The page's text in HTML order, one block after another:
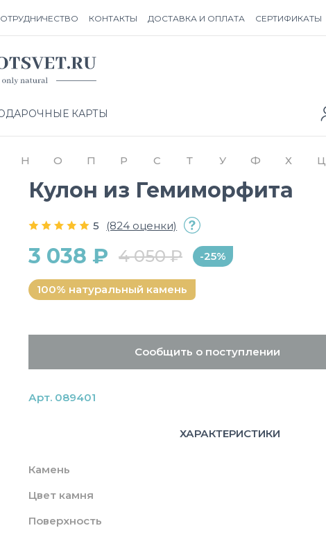
КОНТАКТЫ ДОСТАВКА И ОПЛАТА СЕРТИФИКАТЫ
КАРТЫ
Н О П Р С Т У Ф Х Ц
Кулон из Гемиморфита
5 (824 оценки)
3 038 ₽ 4 050 ₽ -25%
100% натуральный камень
Сообщить о поступлении
Арт. 089401
ХАРАКТЕРИСТИКИ
Камень
Цвет камня
Поверхность